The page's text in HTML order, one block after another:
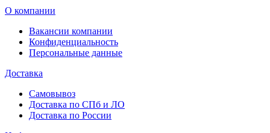
О компании
Вакансии компании
Конфиденциальность
Персональные данные
Доставка
Самовывоз
Доставка по СПб и ЛО
Доставка по России